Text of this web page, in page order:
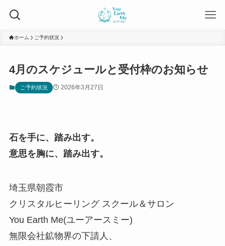
ホーム ご予約状況
4月のスケジュールと受付枠のお知らせ
ご予約状況 2026年3月27日
石を手に、踏み出す。
意思を胸に、踏み出す。
埼玉県朝霞市
クリスタルヒーリング スクール＆サロン
You Earth Me(ユーアースミー)
無限会社鉱物界の下請人、